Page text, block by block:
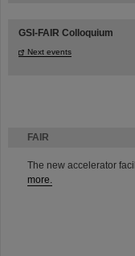
FAIR
The new accelerator
more.
GSI-FAIR Colloquium
Next events